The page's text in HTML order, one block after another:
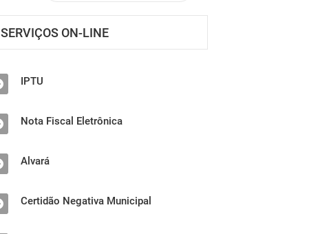
SERVIÇOS ON-LINE
IPTU
Nota Fiscal Eletrônica
Alvará
Certidão Negativa Municipal